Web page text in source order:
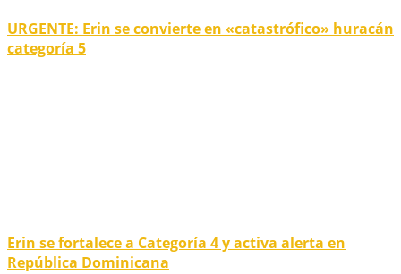
URGENTE: Erin se convierte en «catastrófico» huracán
categoría 5
Erin se fortalece a Categoría 4 y activa alerta en
República Dominicana